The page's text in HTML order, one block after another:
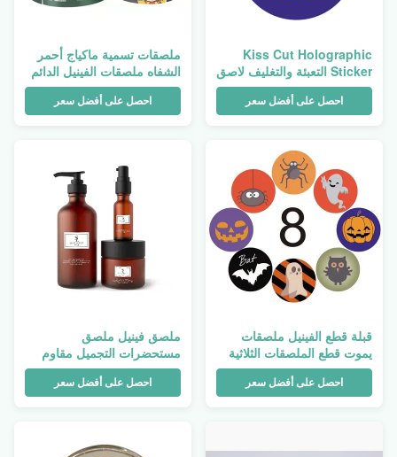
Kiss Cut Holographic
Sticker التعبئة والتغليف لاصق
الكرتون ورقة الفينيل مقاوم
للماء للطباعة
احصل على أفضل سعر
ملصقات تسمية ماكياج أحمر
الشفاه ملصقات الفينيل الدائم
القابلة للطباعة عبوة زجاجية
احصل على أفضل سعر
قبلة قطع الفينيل ملصقات
يموت قطع الملصقات الثلاثية
الأبعاد حزمة لاصق الطباعة
احصل على أفضل سعر
ملصق فينيل ملصق
مستحضرات التجميل مقاوم
للماء بولي كلوريد الفينيل سلك
كهربائي ذاتي اللصق
احصل على أفضل سعر